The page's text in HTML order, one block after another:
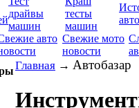
драйвы
машин
тесты
машин
авто Свежие мото
новости
Главная → Автобазар